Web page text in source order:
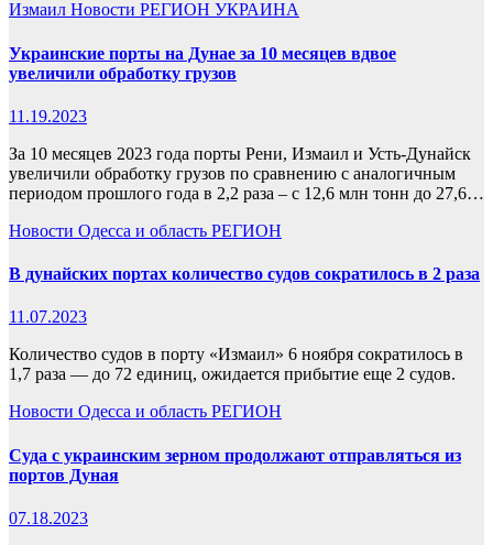
Измаил Новости РЕГИОН УКРАИНА
Украинские порты на Дунае за 10 месяцев вдвое
увеличили обработку грузов
11.19.2023
За 10 месяцев 2023 года порты Рени, Измаил и Усть-Дунайск
увеличили обработку грузов по сравнению с аналогичным
периодом прошлого года в 2,2 раза – с 12,6 млн тонн до 27,6…
Новости Одесса и область РЕГИОН
В дунайских портах количество судов сократилось в 2 раза
11.07.2023
Количество судов в порту «Измаил» 6 ноября сократилось в
1,7 раза — до 72 единиц, ожидается прибытие еще 2 судов.
Новости Одесса и область РЕГИОН
Суда с украинским зерном продолжают отправляться из
портов Дуная
07.18.2023